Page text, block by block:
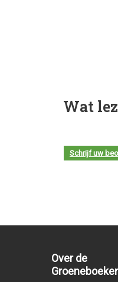
Wat
Schrijf uw
Over de